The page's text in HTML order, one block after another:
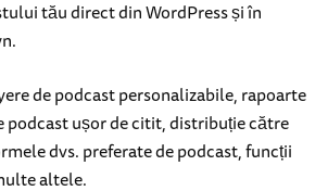
tău direct din WordPress și în
de podcast personalizabile, rapoarte
podcast ușor de citit, distribuție către
dvs. preferate de podcast, funcții
altele.